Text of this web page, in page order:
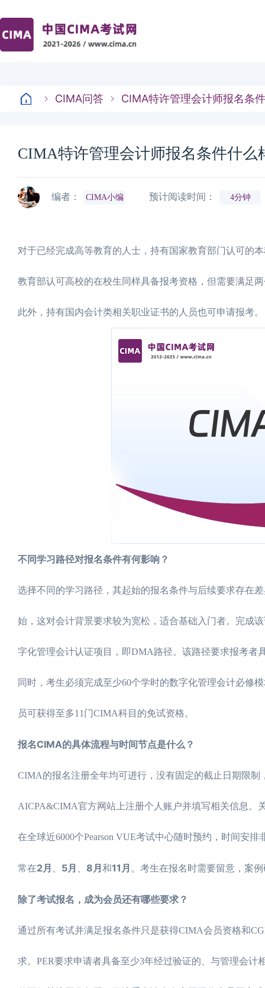
CIMA问答 CIMA特许管理会计师报名条
CIMA特许管理会计师报名条件什么
编者： CIMA小编 预计阅读时间： 4分钟
对于已经完成高等教育的人士，持有国家教育部门认可的
教育部认可高校的在校生同样具备报考资格，但需要满足
此外，持有国内会计类相关职业证书的人员也可申请报考。
不同学习路径对报名条件有何影响？
选择不同的学习路径，其起始的报名条件与后续要求存在
始，这对会计背景要求较为宽松，适合基础入门者。完成
字化管理会计认证项目，即DMA路径。该路径要求报考者
同时，考生必须完成至少60个学时的数字化管理会计必修
员可获得至多11门CIMA科目的免试资格。
报名CIMA的具体流程与时间节点是什么？
CIMA的报名注册全年均可进行，没有固定的截止日期限
AICPA&CIMA官方网站上注册个人账户并填写相关信息。
在全球近6000个Pearson VUE考试中心随时预约，时间安
常在2月 5月 8月和11月 。考生在报名时需要留意，案
除了考试报名，成为会员还有哪些要求？
通过所有考试并满足报名条件只是获得CIMA会员资格和
求。PER要求申请者具备至少3年经过验证的、与管理会